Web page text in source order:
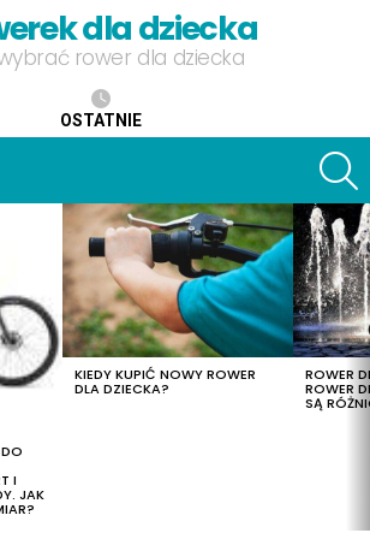
dla dziecka
rower dla dziecka
OSTATNIE
I
JAK
KIEDY KUPIĆ NOWY ROWER
DLA DZIECKA?
ROWER
ROWER
SĄ